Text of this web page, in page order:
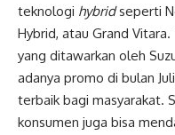
teknologi hybridseperti
Hybrid, atau Grand
yang ditawarkan oleh
adanya promo di bulan
terbaik bagi masyarakat.
konsumen juga bisa